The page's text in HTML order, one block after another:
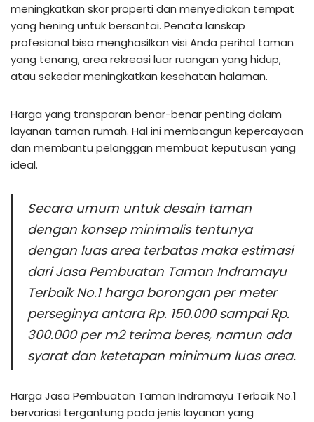
meningkatkan skor properti dan menyediakan tempat
yang hening untuk bersantai. Penata lanskap
profesional bisa menghasilkan visi Anda perihal taman
yang tenang, area rekreasi luar ruangan yang hidup,
atau sekedar meningkatkan kesehatan halaman.
Harga yang transparan benar-benar penting dalam
layanan taman rumah. Hal ini membangun kepercayaan
dan membantu pelanggan membuat keputusan yang
ideal.
Secara umum untuk desain taman
dengan konsep minimalis tentunya
dengan luas area terbatas maka estimasi
dari Jasa Pembuatan Taman Indramayu
Terbaik No.1 harga borongan per meter
perseginya antara Rp. 150.000 sampai Rp.
300.000 per m2 terima beres, namun ada
syarat dan ketetapan minimum luas area.
Harga Jasa Pembuatan Taman Indramayu Terbaik No.1
bervariasi tergantung pada jenis layanan yang